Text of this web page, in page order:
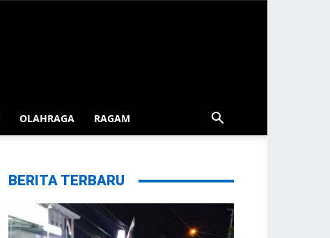
OLAHRAGA RAGAM
BERITA TERBARU